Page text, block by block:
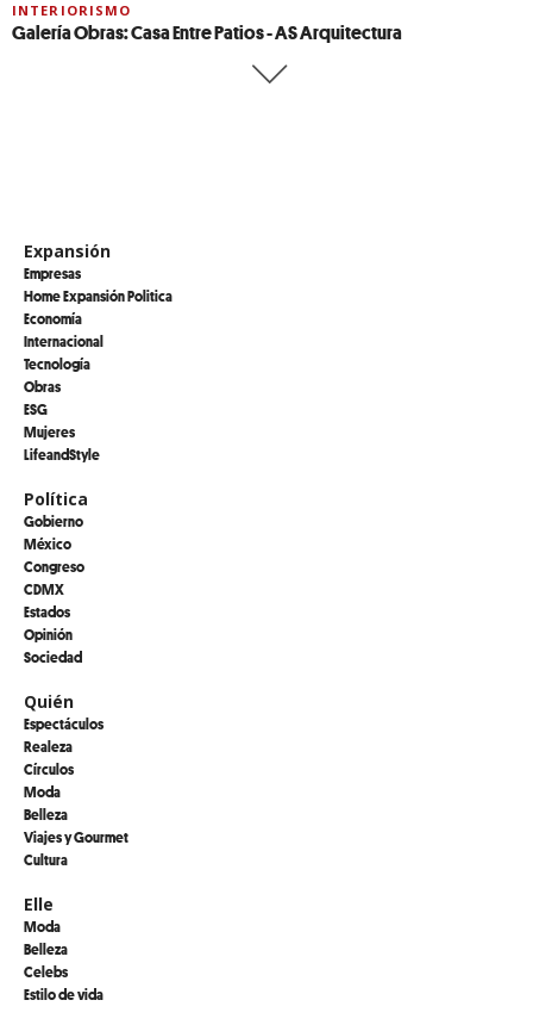
INTERIORISMO
Galería Obras: Casa Entre Patios - AS Arquitectura
Expansión
Empresas
Home Expansión Politica
Economía
Internacional
Tecnología
Obras
ESG
Mujeres
LifeandStyle
Política
Gobierno
México
Congreso
CDMX
Estados
Opinión
Sociedad
Quién
Espectáculos
Realeza
Círculos
Moda
Belleza
Viajes y Gourmet
Cultura
Elle
Moda
Belleza
Celebs
Estilo de vida